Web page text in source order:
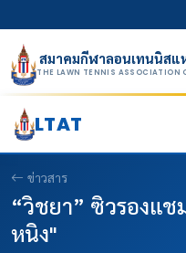
สมาคมกีฬาลอนเทนนิสแ
THE LAWN TENNIS ASSOCIATION
LTAT
ข่าวสาร
“วิชยา” ซิวรองแ
หนิง"